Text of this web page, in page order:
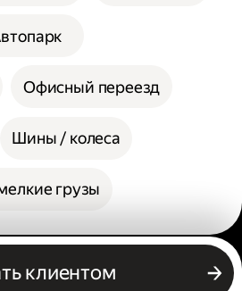
Офисный переезд
Шины / колеса
грузы
клиентом
Россия